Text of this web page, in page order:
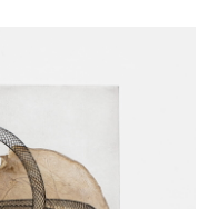
C1